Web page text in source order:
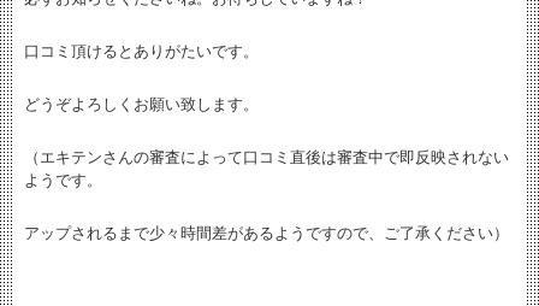
口コミ頂けるとありがたいです。
どうぞよろしくお願い致します。
（エキテンさんの審査によって口コミ直後は審査中で即反映されない
ようです。
アップされるまで少々時間差があるようですので、ご了承ください）